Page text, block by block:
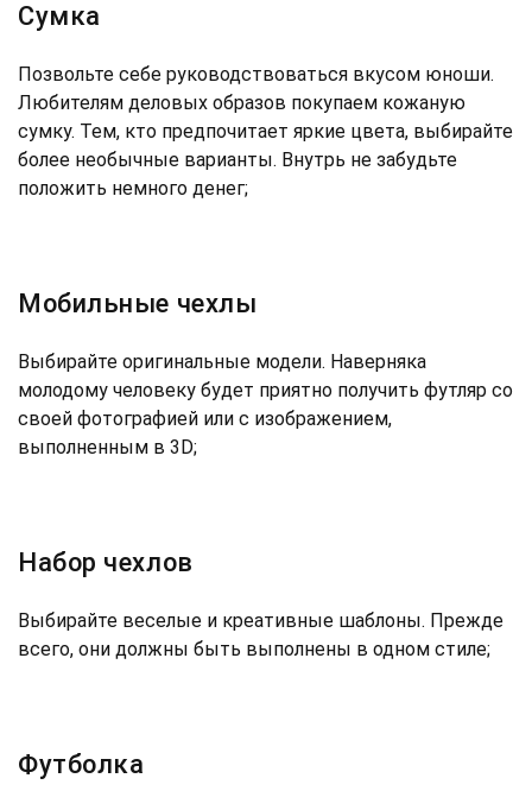
Сумка
Позвольте себе руководствоваться вкусом юноши.
Любителям деловых образов покупаем кожаную
сумку. Тем, кто предпочитает яркие цвета, выбирайте
более необычные варианты. Внутрь не забудьте
положить немного денег;
Мобильные чехлы
Выбирайте оригинальные модели. Наверняка
молодому человеку будет приятно получить футляр со
своей фотографией или с изображением,
выполненным в 3D;
Набор чехлов
Выбирайте веселые и креативные шаблоны. Прежде
всего, они должны быть выполнены в одном стиле;
Футболка